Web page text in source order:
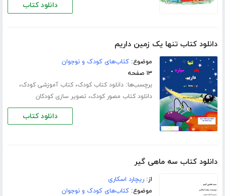
دانلود کتاب
دانلود کتاب تنها یک زمین داریم
موضوع:کتاب‌های کودک و نوجوان
۱۳ صفحه
برچسب‌ها:دانلود کتاب کودک،کتاب آموزشی کودک،
دانلود کتاب مصور کودک، تصویر سازی کودکان
دانلود کتاب
دانلود کتاب سه ماهی گیر
از:ریچارد اسکاری
موضوع:کتاب‌های کودک و نوجوان